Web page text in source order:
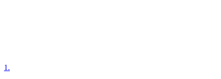
1 .